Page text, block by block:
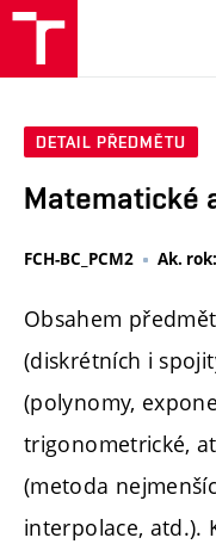
DETAIL PŘEDMĚTU
Matematické
FCH-BC_PCM2 Ak.
Obsahem
(diskrétních i
(polynomy,
trigonometrické,
(metoda
interpolace, atd.).